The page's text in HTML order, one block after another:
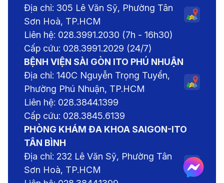
Địa chỉ: 305 Lê Văn Sỹ, Phường Tân
Sơn Hoà, TP.HCM
Liên hệ: 028.3991.2030 (7h - 16h30)
Cấp cứu: 028.3991.2029 (24/7)
BỆNH VIỆN SÀI GÒN ITO PHÚ NHUẬN
Địa chỉ: 140C Nguyễn Trọng Tuyển,
Phường Phú Nhuận, TP.HCM
Liên hệ: 028.3844.1399
Cấp cứu: 028.3845.6139
PHÒNG KHÁM ĐA KHOA SAIGON-ITO
TÂN BÌNH
Địa chỉ: 232 Lê Văn Sỹ, Phường Tân
Sơn Hoà, TP.HCM